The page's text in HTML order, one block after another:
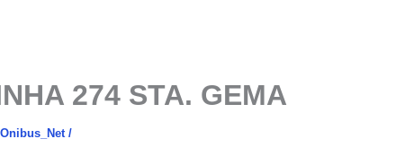
274 STA. GEMA
Onibus_Net /